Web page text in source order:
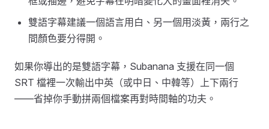
雙語字幕建議一個語言用白、另一個用淡黃，兩行之
間顏色要分得開。
如果你導出的是雙語字幕，Subanana 支援在同一個
SRT 檔裡一次輸出中英（或中日、中韓等）上下兩行
——省掉你手動拼兩個檔案再對時間軸的功夫。